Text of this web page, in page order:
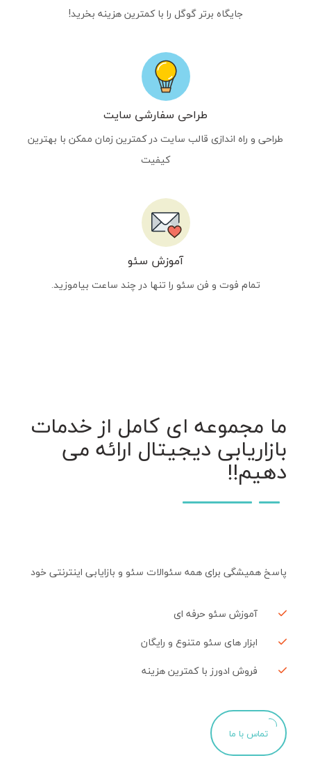
جایگاه برتر گوگل را با کمترین هزینه بخرید!
طراحی سفارشی سایت
طراحی و راه اندازی قالب سایت در کمترین زمان ممکن با بهترین
کیفیت
آموزش سئو
تمام فوت و فن سئو را تنها در چند ساعت بیاموزید.
ما مجموعه ای کامل از خدمات
بازاریابی دیجیتال ارائه می
دهیم!!
پاسخ همیشگی برای همه سئوالات سئو و بازایابی اینترنتی خود
آموزش سئو حرفه ای
ابزار های سئو متنوع و رایگان
فروش ادورز با کمترین هزینه
تماس با ما